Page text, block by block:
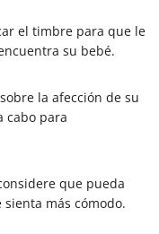
el timbre para que le
su bebé.
la afección de su
cabo para
que pueda
más cómodo.